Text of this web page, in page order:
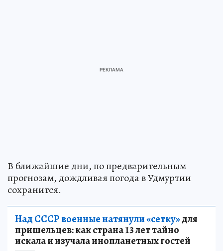
В ближайшие дни, по предварительным
прогнозам, дождливая погода в Удмуртии
сохранится.
Над СССР военные натянули «сетку»для
пришельцев: как страна 13 лет тайно
искала и изучала инопланетных гостей